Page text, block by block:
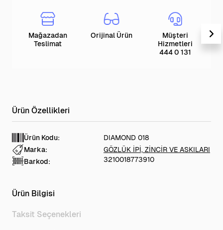
Mağazadan
Teslimat
Orijinal Ürün
Müşteri
Hizmetleri
444 0 131
Ürün Kodu:
DIAMOND 018
Marka:
GÖZLÜK İPİ, ZİNCİR VE ASKILARI
Barkod:
3210018773910
Ürün Bilgisi
Taksit Seçenekleri